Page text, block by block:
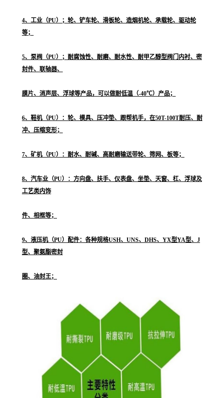
4、工业（PU）；轮、铲车轮、滑板轮、造烟机轮、承载轮、驱动轮
等；
5、泵阀（PU）；耐腐蚀性、耐磨、耐水性、耐甲乙醇型阀门内衬、密
封件、联轴器、
膜片、消声层、浮球等产品，可以做耐低温（-40℃）产品；
6、鞋机（PU）：轮、模具、压冲垫、跟帮机手，在50T-100T耐压、耐
冲、压缩变形；
7、矿机（PU）：耐水、耐碱、高耐磨输送带轮、筛网、板等；
8、汽车业（PU）：方向盘、扶手、仪表盘、坐垫、天窗、杠、浮球及
工艺类内饰
件、相框等；
9、液压机（PU）配件：各种规格USH、UNS、DHS、YX型YA型、J
型、聚氨酯密封
圈、油封王；